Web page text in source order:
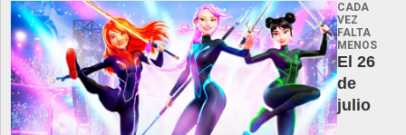
CADA
VEZ
FALTA
MENOS
El 26
de
julio